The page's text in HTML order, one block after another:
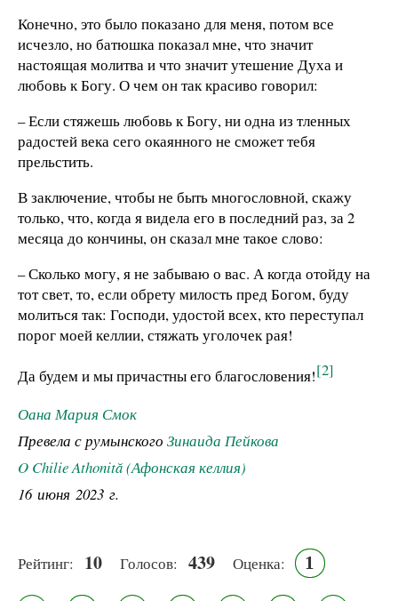
Конечно, это было показано для меня, потом все
исчезло, но батюшка показал мне, что значит
настоящая молитва и что значит утешение Духа и
любовь к Богу. О чем он так красиво говорил:
– Если стяжешь любовь к Богу, ни одна из тленных
радостей века сего окаянного не сможет тебя
прельстить.
В заключение, чтобы не быть многословной, скажу
только, что, когда я видела его в последний раз, за 2
месяца до кончины, он сказал мне такое слово:
– Сколько могу, я не забываю о вас. А когда отойду на
тот свет, то, если обрету милость пред Богом, буду
молиться так: Господи, удостой всех, кто переступал
порог моей келлии, стяжать уголочек рая!
Да будем и мы причастны его благословения![2]
Оана Мария Смок
Превела с румынского Зинаида Пейкова
O Chilie Athonită (Афонская келлия)
16 июня 2023 г.
Рейтинг: 10 Голосов: 439 Оценка: 1